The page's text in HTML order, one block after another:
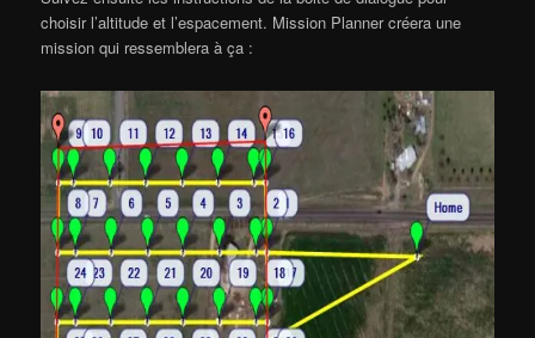
choisir l’altitude et l’espacement. Mission Planner créera une
mission qui ressemblera à ça :